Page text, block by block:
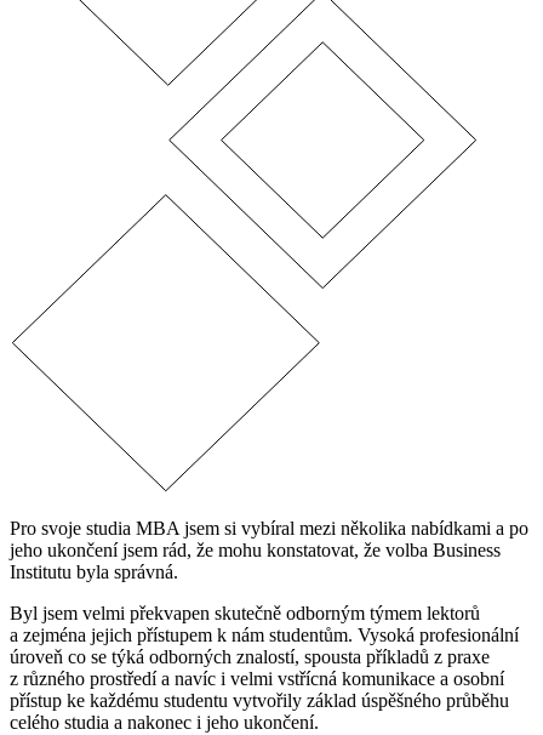
Pro svoje studia MBA jsem si vybíral mezi několika nabídkami a po
jeho ukončení jsem rád, že mohu konstatovat, že volba Business
Institutu byla správná.
Byl jsem velmi překvapen skutečně odborným týmem lektorů
a zejména jejich přístupem k nám studentům. Vysoká profesionální
úroveň co se týká odborných znalostí, spousta příkladů z praxe
z různého prostředí a navíc i velmi vstřícná komunikace a osobní
přístup ke každému studentu vytvořily základ úspěšného průběhu
celého studia a nakonec i jeho ukončení.